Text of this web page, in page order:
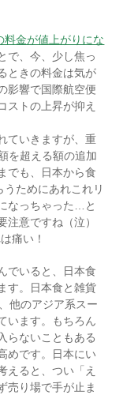
料金が値上がりにな
で、今、少し焦っ
ときの料金は気が
影響で国際航空便
ストの上昇が抑え
ていきますが、重
を超える額の追加
でも、日本から食
うためにあれこれリ
なっちゃった…と
意ですね（泣）
痛い！
でいると、日本食
す。日本食と雑貨
他のアジア系スー
います。もちろん
らないこともある
めです。日本にい
えると、つい「え
売り場で手が止ま